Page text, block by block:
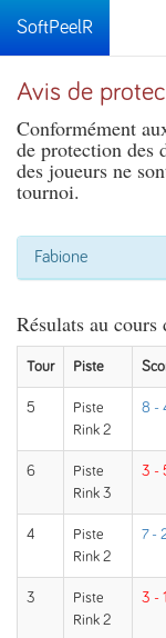
SoftPeelR
Avis de
Conformément
de protection des
des joueurs ne
tournoi.
Fabione
Résulats au
Tour Piste
5
Piste
Rink 2
8 -
6
Piste
Rink 3
3 -
4
Piste
Rink 2
7 -
3
Piste
Rink 2
3 -